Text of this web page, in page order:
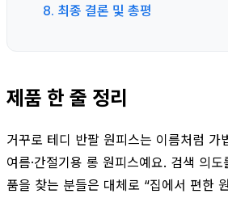
8. 최종 결론 및 총평
제품 한 줄 정리
거꾸로 테디 반팔 원피스는 이름처럼 가
여름·간절기용 롱 원피스예요. 검색 의
품을 찾는 분들은 대체로 “집에서 편한